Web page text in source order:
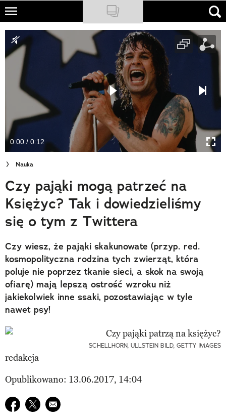
Skip
main
content
NATIONAL GEOGRAPHIC
TRAVELER
PODCASTY
Newsletter
Cuda Polski
Wielki Konkurs Fotograficzny
Trendbook Podróżniczy
Polecane
0:00 / 0:12
Nauka
Czy pająki mogą patrzeć na
Księżyc? Tak i dowiedzieliśmy
się o tym z Twittera
Czy wiesz, że pająki skakunowate (przyp. red.
kosmopolityczna rodzina tych zwierząt, która
poluje nie poprzez tkanie sieci, a skok na swoją
ofiarę) mają lepszą ostrość wzroku niż
jakiekolwiek inne ssaki, pozostawiając w tyle
nawet psy!
SCHELLHORN, ULLSTEIN BILD, GETTY IMAGES
redakcja
Opublikowano: 13.06.2017, 14:04
Udostępnij na facebook
Udostępnij na twitter
E-mail do przyjaciela